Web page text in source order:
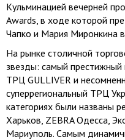
Кульминацией вечерней
Awards, в ходе которой
Чапко и Мария Миронкина
На рынке столичной
звезды: самый престижный
ТРЦ GULLIVER и
суперрегиональный ТРЦ
категориях были названы
Харьков, ZEBRA Одесса,
Мариуполь. Самым